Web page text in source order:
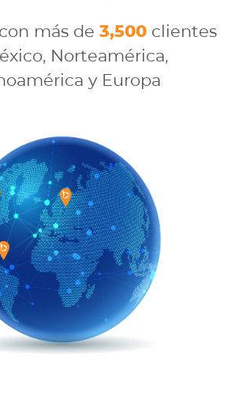
más de 3,500clientes
Norteamérica,
y Europa